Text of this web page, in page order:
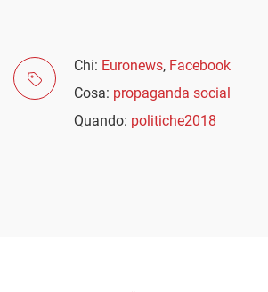
Chi: Euronews, Facebook
Cosa: propaganda social
Quando: politiche2018